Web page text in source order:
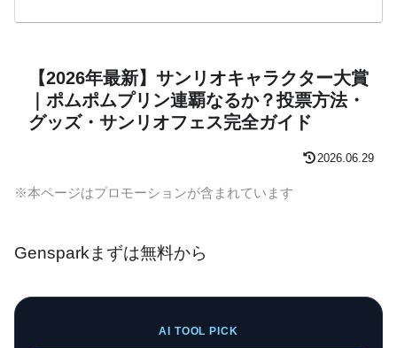
【2026年最新】サンリオキャラクター大賞
｜ポムポムプリン連覇なるか？投票方法・
グッズ・サンリオフェス完全ガイド
2026.06.29
※本ページはプロモーションが含まれています
Gensparkまずは無料から
AI TOOL PICK